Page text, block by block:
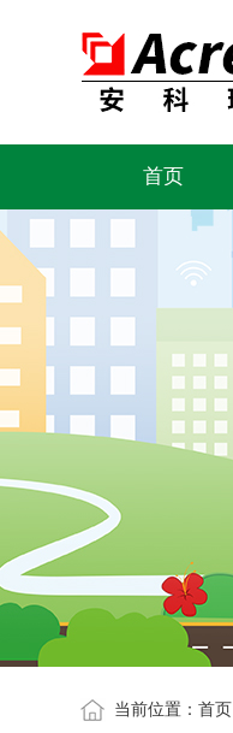
首页
当前位置：首页